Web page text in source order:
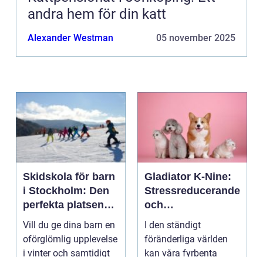
andra hem för din katt
Alexander Westman 05 november 2025
Skidskola för barn
i Stockholm: Den
perfekta platsen
för små blivande
skidåkare
Vill du ge dina barn en
oförglömlig upplevelse
i vinter och samtidigt
Gladiator K-Nine:
Stressreducerande
och
ångestdämpande
hundhalsband
I den ständigt
föränderliga världen
kan våra fyrbenta